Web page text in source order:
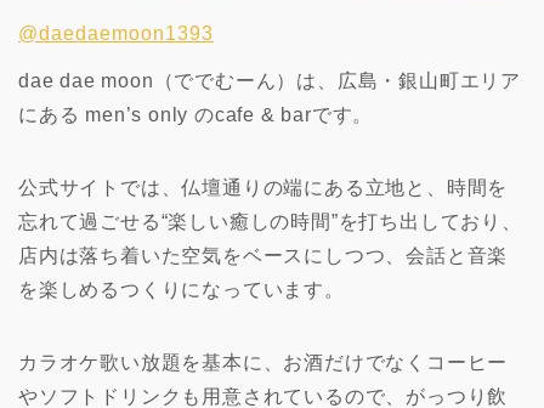
@daedaemoon1393
dae dae moon（ででむーん）は、広島・銀山町エリア
にある men’s only のcafe & barです。
公式サイトでは、仏壇通りの端にある立地と、時間を
忘れて過ごせる“楽しい癒しの時間”を打ち出しており、
店内は落ち着いた空気をベースにしつつ、会話と音楽
を楽しめるつくりになっています。
カラオケ歌い放題を基本に、お酒だけでなくコーヒー
やソフトドリンクも用意されているので、がっつり飲